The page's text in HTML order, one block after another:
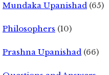
Mundaka Upanishad (65)
Philosophers (10)
Prashna Upanishad (66)